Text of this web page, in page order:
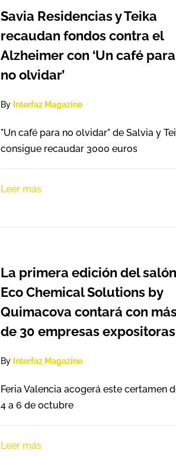
Savia Residencias y Teika
recaudan fondos contra el
Alzheimer con ‘Un café para
no olvidar’
By Interfaz Magazine
"Un café para no olvidar" de Salvia y
consigue recaudar 3000 euros
Leer más
La primera edición del salón
Eco Chemical Solutions by
Quimacova contará con
de 30 empresas expositoras
By Interfaz Magazine
Feria Valencia acogerá este certamen
4 a 6 de octubre
Leer más